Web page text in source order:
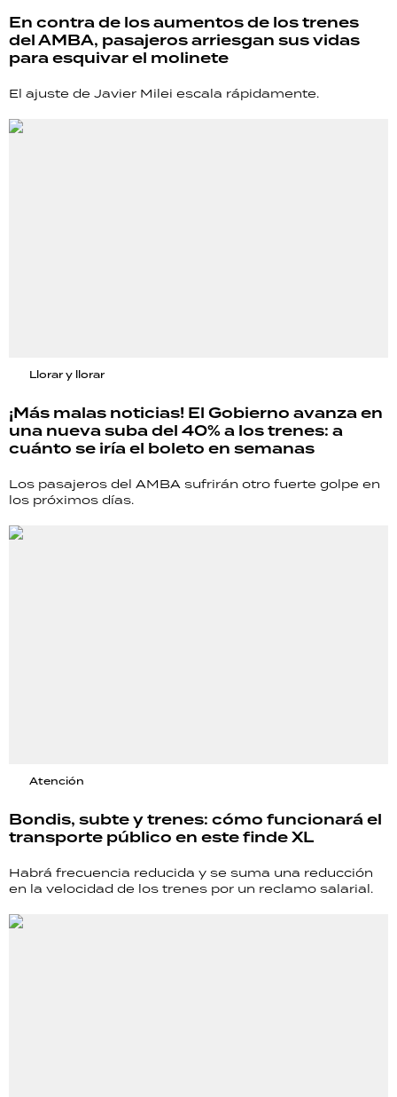
En contra de los aumentos de los trenes
del AMBA, pasajeros arriesgan sus vidas
para esquivar el molinete
El ajuste de Javier Milei escala rápidamente.
Llorar y llorar
¡Más malas noticias! El Gobierno avanza en
una nueva suba del 40% a los trenes: a
cuánto se iría el boleto en semanas
Los pasajeros del AMBA sufrirán otro fuerte golpe en
los próximos días.
Atención
Bondis, subte y trenes: cómo funcionará el
transporte público en este finde XL
Habrá frecuencia reducida y se suma una reducción
en la velocidad de los trenes por un reclamo salarial.
TECNOLOGÍA
RECETAS
PALABRAS